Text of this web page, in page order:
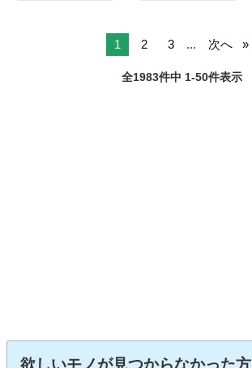
1 2 3 ... 次へ
全1983件中 1-50件表示
欲しいモノが見つからなかった方